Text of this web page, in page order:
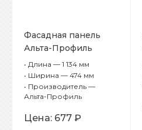
Фасадная панель
Альта-Профиль
Гранит Хибинский
• Длина — 1 134 мм
• Ширина — 474 мм
• Производитель —
Альта-Профиль
Цена: 677 ₽